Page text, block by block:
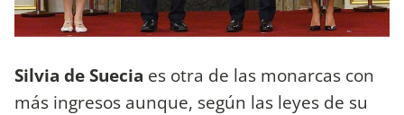
Silvia de Suecia es otra de las monarcas con
más ingresos aunque, según las leyes de su